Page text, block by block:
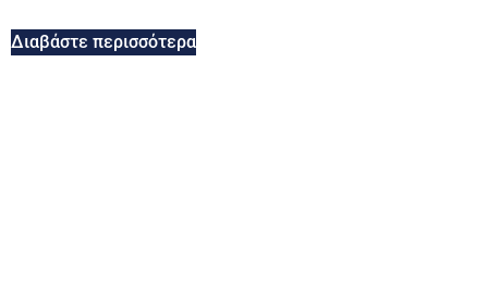
Διαβάστε περισσότερα